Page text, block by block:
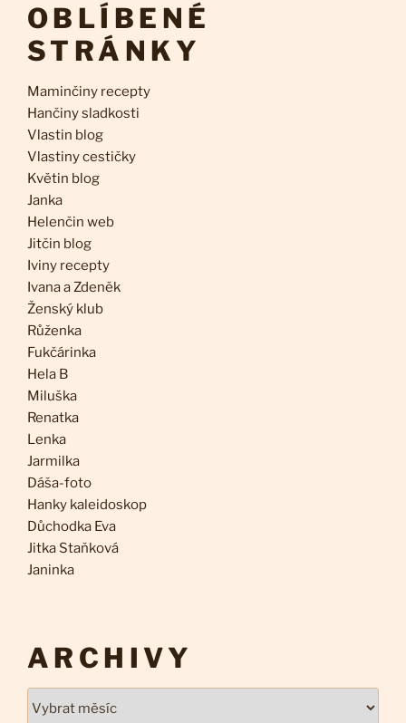
OBLÍBENÉ
STRÁNKY
Maminčiny recepty
Hančiny sladkosti
Vlastin blog
Vlastiny cestičky
Květin blog
Janka
Helenčin web
Jitčin blog
Iviny recepty
Ivana a Zdeněk
Ženský klub
Růženka
Fukčárinka
Hela B
Miluška
Renatka
Lenka
Jarmilka
Dáša-foto
Hanky kaleidoskop
Důchodka Eva
Jitka Staňková
Janinka
ARCHIVY